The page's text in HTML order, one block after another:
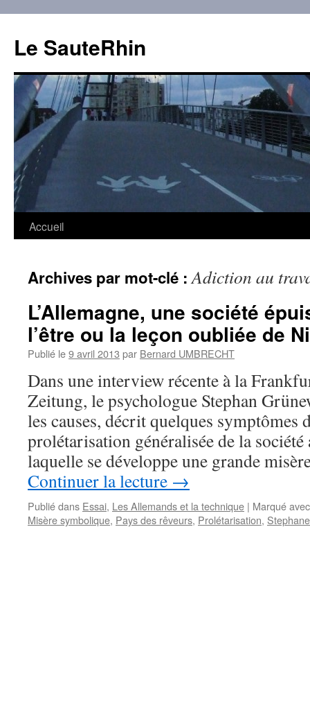
contenu
Le SauteRhin
Accueil
Archives par mot-clé :Adiction au
L’Allemagne, une société
l’être ou la leçon oubliée de
Publié le9 avril 2013 par Bernard UMBRECHT
Dans une interview récente à la
Zeitung, le psychologue Stephan
les causes, décrit quelques symptômes
prolétarisation généralisée de la société
laquelle se développe une grande
Continuer la lecture →
Publié dans Essai, Les Allemands et la technique | Marqué avec
Misère symbolique, Pays des rêveurs, Prolétarisation,